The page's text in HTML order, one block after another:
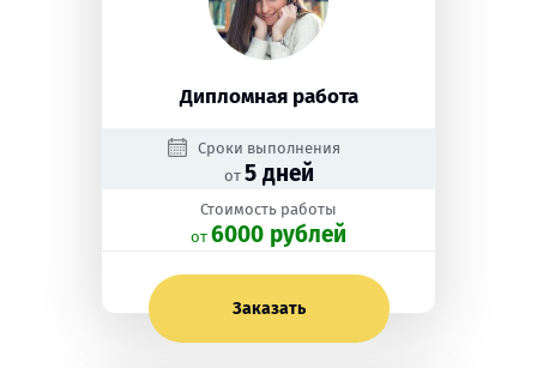
Дипломная работа
Сроки выполнения
от 5 дней
Стоимость работы
oт 6000 рублей
Заказать